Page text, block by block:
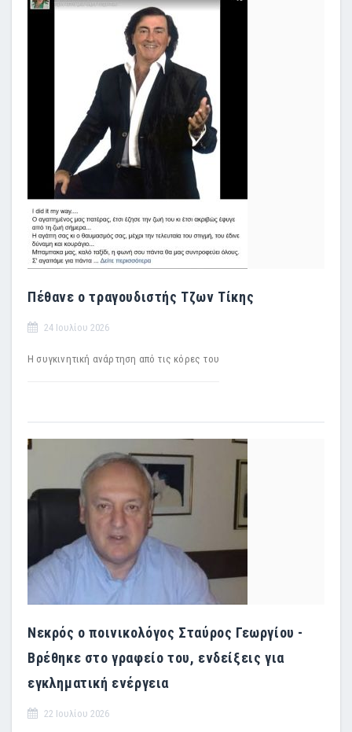
Πέθανε ο τραγουδιστής Τζων Τίκης
24 Ιουλίου 2026
Η συγκινητική ανάρτηση από τις κόρες του
Νεκρός ο ποινικολόγος Σταύρος Γεωργίου -
Βρέθηκε στο γραφείο του, ενδείξεις για
εγκληματική ενέργεια
22 Ιουλίου 2026